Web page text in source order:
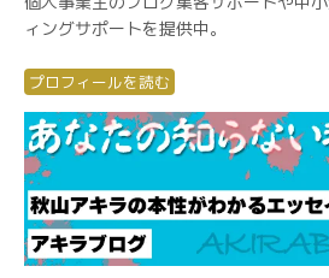
ィングサポートを提供中。
プロフィールを読む